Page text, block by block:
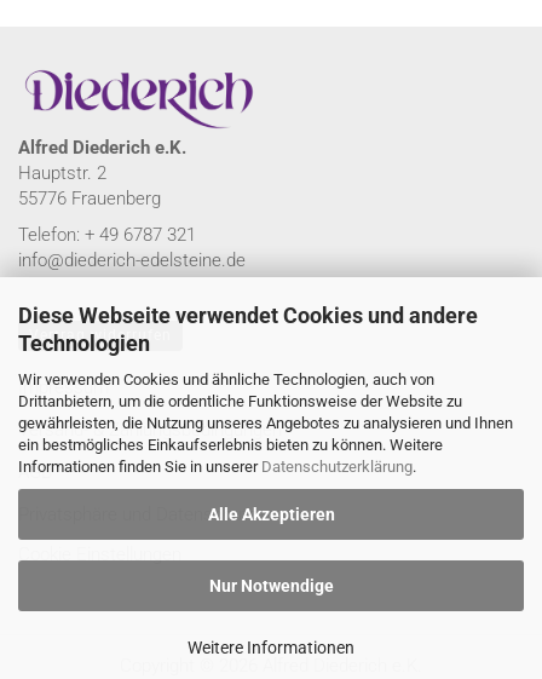
Diese Webseite verwendet Cookies und andere
Technologien
Wir verwenden Cookies und ähnliche Technologien, auch von
Drittanbietern, um die ordentliche Funktionsweise der Website zu
gewährleisten, die Nutzung unseres Angebotes zu analysieren und Ihnen
ein bestmögliches Einkaufserlebnis bieten zu können. Weitere
Informationen finden Sie in unserer Datenschutzerklärung.
Alle Akzeptieren
Nur Notwendige
Weitere Informationen
Alfred Diederich e.K.
Hauptstr. 2
55776 Frauenberg
Telefon: + 49 6787 321
info@diederich-edelsteine.de
Vertrag widerrufen
Impressum
Versand- & Zahlungsbedingungen
AGB
Privatsphäre und Datenschutz